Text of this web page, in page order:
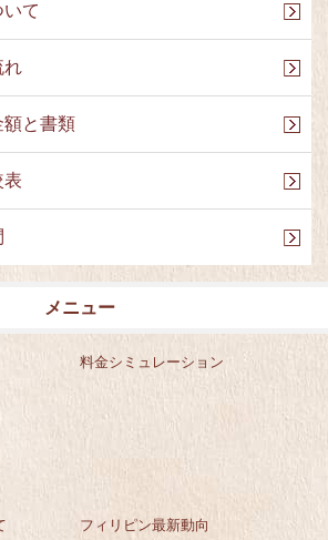
て
れ
額と書類
表
メニュー
料金シミュレーション
フィリピン最新動向